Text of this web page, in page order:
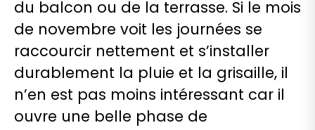
du balcon ou de la terrasse. Si le mois
de novembre voit les journées se
raccourcir nettement et s’installer
durablement la pluie et la grisaille, il
n’en est pas moins intéressant car il
ouvre une belle phase de